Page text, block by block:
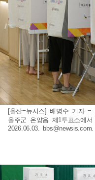
[울산=뉴시스] 배병수 기자 =
울주군 온양읍 제1투표소에
2026.06.03. bbs@newsis.com.